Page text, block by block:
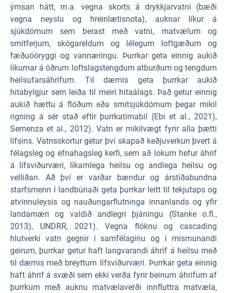
ýmsan hátt, m.a. vegna skorts á drykkjarvatni (bæði
vegna neyslu og hreinlætisnota), auknar líkur á
sjúkdómum sem berast með vatni, matvælum og
smitferjum, skógareldum og lélegum loftgæðum og
fæðuóöryggi og vannæringu. Þurrkar geta einnig aukið
líkurnar á öðrum loftslagstengdum atburðum og tengdum
heilsufarsáhrifum. Til dæmis geta þurrkar aukið
hitabylgjur sem leiða til meiri hitaálags. Það getur einnig
aukið hættu á flóðum eða smitsjúkdómum þegar mikil
rigning á sér stað eftir þurrkatímabil (Ebi et al., 2021),
Semenza et al., 2012). Vatn er mikilvægt fyrir alla þætti
lífsins. Vatnsskortur getur því skapað keðjuverkun þvert á
félagsleg og efnahagsleg kerfi, sem að lokum hefur áhrif
á lífsviðurværi, líkamlega heilsu og andlega heilsu og
vellíðan. Að því er varðar bændur og árstíðabundna
starfsmenn í landbúnaði geta þurrkar leitt til tekjutaps og
atvinnuleysis og nauðungarflutninga innanlands og yfir
landamæri og valdið andlegri þjáningu (Stanke o.fl.,
2013), UNDRR, 2021). Vegna flóknu og cascading
hlutverki vatn gegnir í samfélaginu og í mismunandi
geirum, þurrkar getur haft langvarandi áhrif á heilsu með
til dæmis með breyttum lífsviðurværi. Þurrkar geta einnig
haft áhrif á svæði sem ekki verða fyrir beinum áhrifum af
þurrkum með auknu matvælaverði innfluttra matvæla,